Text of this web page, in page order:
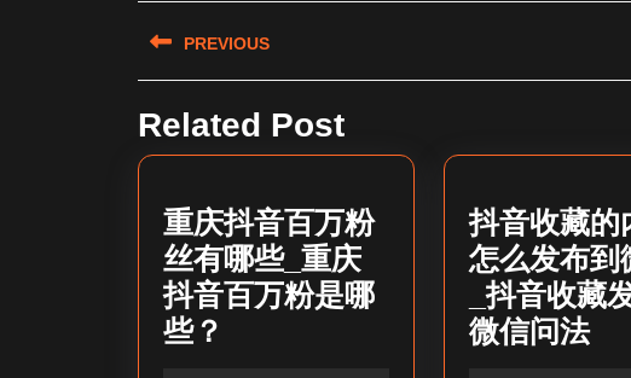
文
章
导
航
PREVIOUS
post:
Related Post
重庆抖音百万粉
丝有哪些_重庆
抖音百万粉是哪
些？
抖音收藏的
怎么发布到
_抖音收藏
微信问法抖